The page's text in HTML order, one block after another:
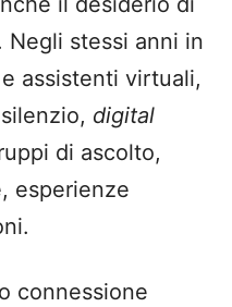
stessi anni in
e assistenti virtuali,
digital
di ascolto,
esperienze
connessione